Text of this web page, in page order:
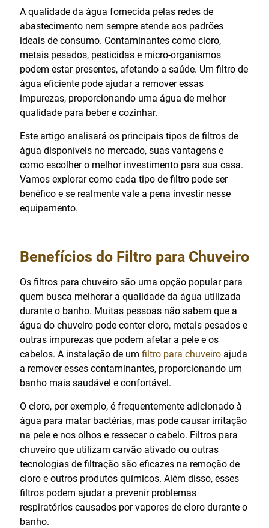
A qualidade da água fornecida pelas redes de
abastecimento nem sempre atende aos padrões
ideais de consumo. Contaminantes como cloro,
metais pesados, pesticidas e micro-organismos
podem estar presentes, afetando a saúde. Um filtro de
água eficiente pode ajudar a remover essas
impurezas, proporcionando uma água de melhor
qualidade para beber e cozinhar.
Este artigo analisará os principais tipos de filtros de
água disponíveis no mercado, suas vantagens e
como escolher o melhor investimento para sua casa.
Vamos explorar como cada tipo de filtro pode ser
benéfico e se realmente vale a pena investir nesse
equipamento.
Benefícios do Filtro para Chuveiro
Os filtros para chuveiro são uma opção popular para
quem busca melhorar a qualidade da água utilizada
durante o banho. Muitas pessoas não sabem que a
água do chuveiro pode conter cloro, metais pesados e
outras impurezas que podem afetar a pele e os
cabelos. A instalação de um filtro para chuveiro ajuda
a remover esses contaminantes, proporcionando um
banho mais saudável e confortável.
O cloro, por exemplo, é frequentemente adicionado à
água para matar bactérias, mas pode causar irritação
na pele e nos olhos e ressecar o cabelo. Filtros para
chuveiro que utilizam carvão ativado ou outras
tecnologias de filtração são eficazes na remoção de
cloro e outros produtos químicos. Além disso, esses
filtros podem ajudar a prevenir problemas
respiratórios causados por vapores de cloro durante o
banho.